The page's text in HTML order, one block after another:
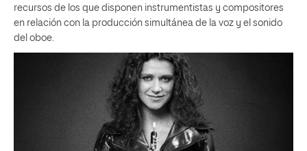
recursos de los que disponen instrumentistas y compositores
en relación con la producción simultánea de la voz y el sonido
del oboe.